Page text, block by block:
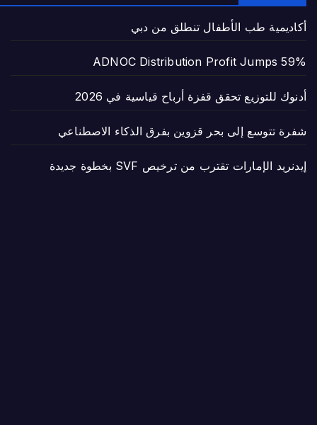
أكاديمية طب الأطفال تنطلق من دبي
ADNOC Distribution Profit Jumps 59%
أدنوك للتوزيع تحقق قفزة أرباح قياسية في 2026
شفرة تتوسع إلى بحر قزوين بفرق الذكاء الاصطناعي
إيدنريد الإمارات تقترب من ترخيص SVF بخطوة جديدة